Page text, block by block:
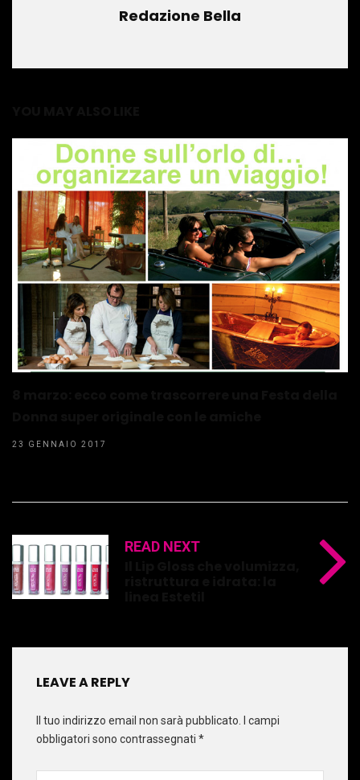
Redazione Bella
23 GENNAIO 2017
READ NEXT
LEAVE A REPLY
Il tuo indirizzo email non sarà pubblicato. I campi
obbligatori sono contrassegnati *